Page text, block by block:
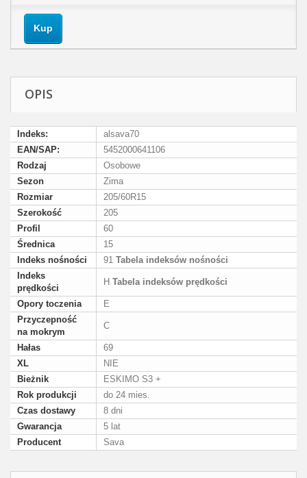
Kup
OPIS
Indeks:
alsava70
EAN/SAP:
5452000641106
Rodzaj
Osobowe
Sezon
Zima
Rozmiar
205/60R15
Szerokość
205
Profil
60
Średnica
15
Indeks nośności
91 Tabela indeksów nośności
Indeks
prędkości
H Tabela indeksów prędkości
Opory toczenia
E
Przyczepność
na mokrym
C
Hałas
69
XL
NIE
Bieżnik
ESKIMO S3 +
Rok produkcji
do 24 mies.
Czas dostawy
8 dni
Gwarancja
5 lat
Producent
Sava